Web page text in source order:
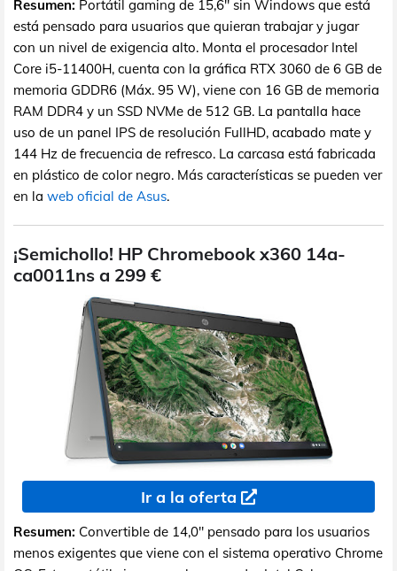
Resumen: Portátil gaming de 15,6" sin Windows que está
está pensado para usuarios que quieran trabajar y jugar
con un nivel de exigencia alto. Monta el procesador Intel
Core i5-11400H, cuenta con la gráfica RTX 3060 de 6 GB de
memoria GDDR6 (Máx. 95 W), viene con 16 GB de memoria
RAM DDR4 y un SSD NVMe de 512 GB. La pantalla hace
uso de un panel IPS de resolución FullHD, acabado mate y
144 Hz de frecuencia de refresco. La carcasa está fabricada
en plástico de color negro. Más características se pueden ver
en la web oficial de Asus.
¡Semichollo! HP Chromebook x360 14a-
ca0011ns a 299 €
Ir a la oferta
Resumen: Convertible de 14,0" pensado para los usuarios
menos exigentes que viene con el sistema operativo Chrome